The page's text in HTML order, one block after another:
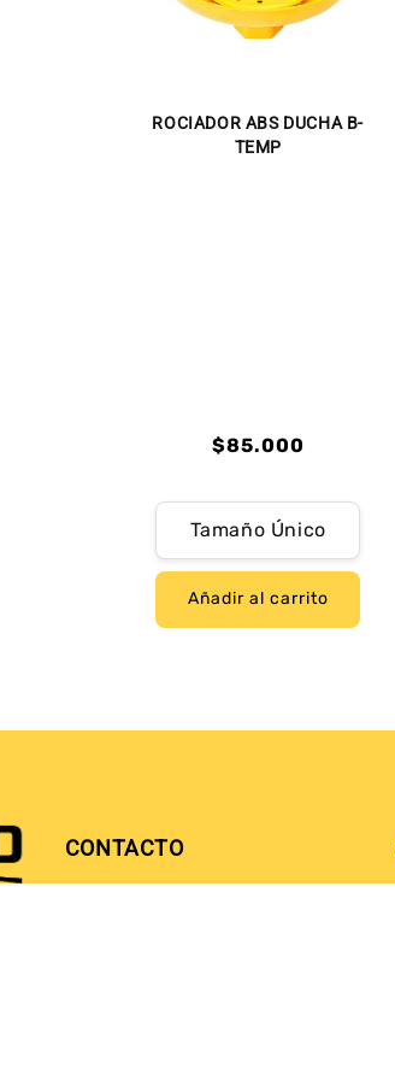
ROCIADOR ABS DUCHA B-
TEMP
Precio
$85.000
habitual
oferta
Tamaño Único
Añadir al carrito
CONTACTO